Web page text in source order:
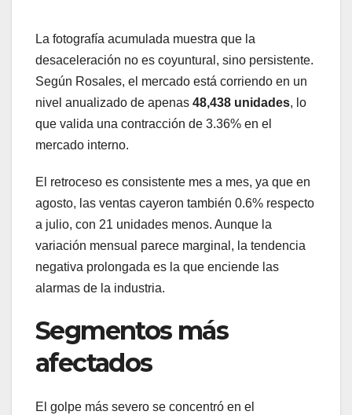
La fotografía acumulada muestra que la
desaceleración no es coyuntural, sino persistente.
Según Rosales, el mercado está corriendo en un
nivel anualizado de apenas 48,438 unidades, lo
que valida una contracción de 3.36% en el
mercado interno.
El retroceso es consistente mes a mes, ya que en
agosto, las ventas cayeron también 0.6% respecto
a julio, con 21 unidades menos. Aunque la
variación mensual parece marginal, la tendencia
negativa prolongada es la que enciende las
alarmas de la industria.
Segmentos más
afectados
El golpe más severo se concentró en el